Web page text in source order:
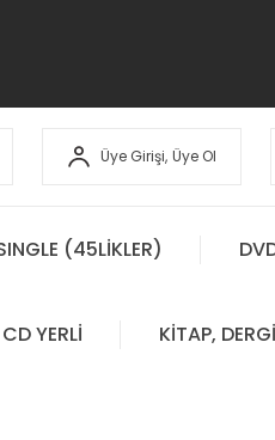
Üye Girişi, Üye Ol
(45LİKLER)
CD YERLİ KİTAP, DERGİ